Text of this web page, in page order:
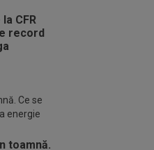
Ce se
energie